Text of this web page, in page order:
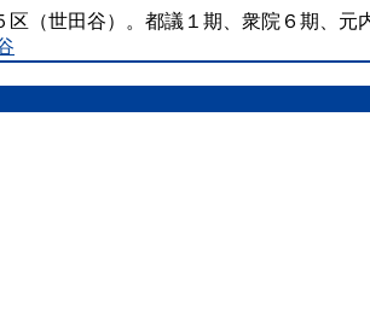
（世田谷）。都議１期、衆院６期、元